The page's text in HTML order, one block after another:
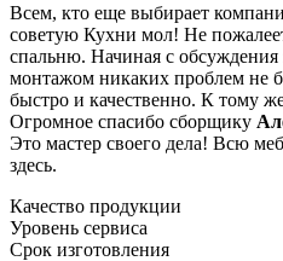
Всем, кто еще выбирает
советую Кухни мол! Не
спальню. Начиная с обсуждения
монтажом никаких проблем не
быстро и качественно. К тому
Огромное спасибо сборщику
Это мастер своего дела! Всю
здесь.
Качество продукции
Уровень сервиса
Срок изготовления